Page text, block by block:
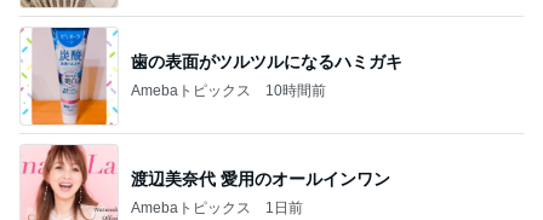
歯の表面がツルツルになるハミガキ
Amebaトピックス 10時間前
渡辺美奈代 愛用のオールインワン
Amebaトピックス 1日前